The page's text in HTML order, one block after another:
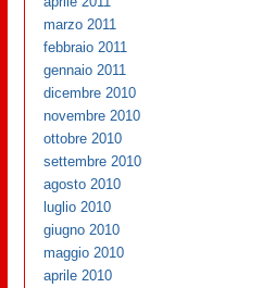
marzo 2011
febbraio 2011
gennaio 2011
dicembre 2010
novembre 2010
ottobre 2010
settembre 2010
agosto 2010
luglio 2010
giugno 2010
maggio 2010
aprile 2010